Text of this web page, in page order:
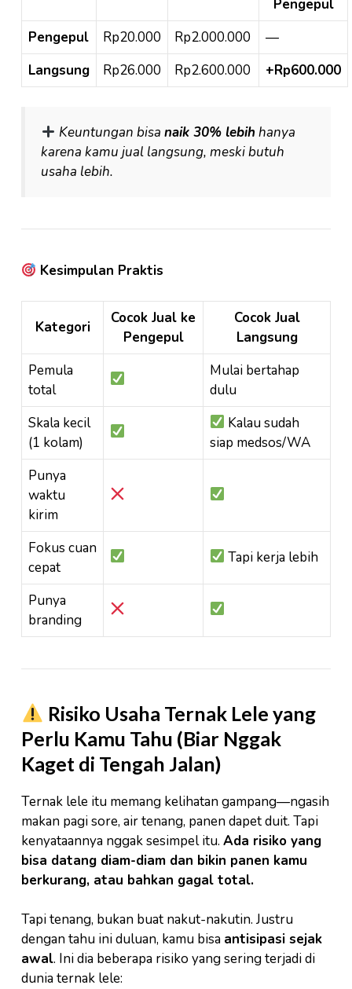
Pengepul
Pengepul
Rp20.000 Rp2.000.000
—
Langsung
Rp26.000 Rp2.600.000 +Rp600.000
Keuntungan bisanaik 30% lebih hanya
karena kamu jual langsung, meski butuh
usaha lebih.
Kesimpulan Praktis
Kategori
Cocok Jual ke
Pengepul
Cocok Jual
Langsung
Pemula
total
Mulai bertahap
dulu
Skala kecil
(1 kolam)
Kalau sudah
siap medsos/WA
Punya
waktu
kirim
Fokus cuan
cepat
Tapi kerja lebih
Punya
branding
Risiko Usaha Ternak Lele yang
Perlu Kamu Tahu (Biar Nggak
Kaget di Tengah Jalan)
Ternak lele itu memang kelihatan gampang—ngasih
makan pagi sore, air tenang, panen dapet duit. Tapi
kenyataannya nggak sesimpel itu. Ada risiko yang
bisa datang diam-diam dan bikin panen kamu
berkurang, atau bahkan gagal total.
Tapi tenang, bukan buat nakut-nakutin. Justru
dengan tahu ini duluan, kamu bisa antisipasi sejak
awal. Ini dia beberapa risiko yang sering terjadi di
dunia ternak lele: